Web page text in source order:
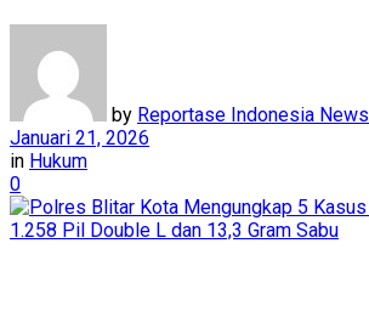
by Reportase Indonesia News
Januari 21, 2026
in Hukum
0